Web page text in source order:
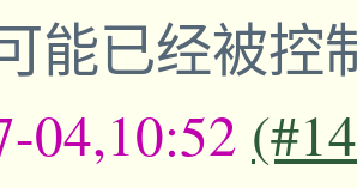
能已经被控
04,10:52